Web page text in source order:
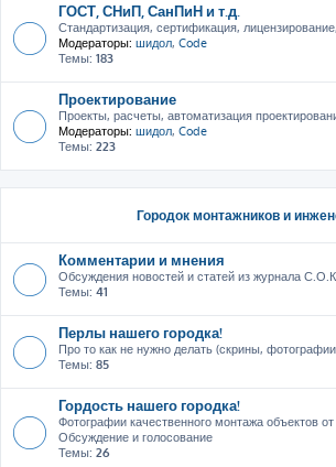
ГОСТ, СНиП, СанПиН и т.д.
Стандартизация, сертификация,
Модераторы: шидол, Code
Темы: 183
Проектирование
Проекты, расчеты, автоматизация
Модераторы: шидол, Code
Темы: 223
Городок монтажников и
Комментарии и мнения
Обсуждения новостей и статей из журнала
Темы: 41
Перлы нашего городка!
Про то как не нужно делать (скрины,
Темы: 85
Гордость нашего городка!
Фотографии качественного монтажа объектов
Обсуждение и голосование
Темы: 26